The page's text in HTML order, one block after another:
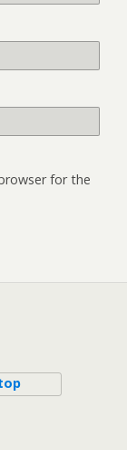
for the